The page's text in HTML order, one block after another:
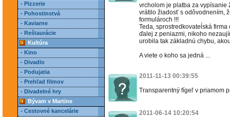
- Pizzerie
- Pohostinstvá
- Kaviarne
- Reštaurácie
Kultúra
- Kino
- Divadlo
- Podujatia
- Prehľad filmov
- Divadelné hry
Bývam v Martine
- Cestovné kancelárie
vrcholom je platba za vypísanie
vrátilo žiadosť s odôvodnením,
formulároch !!!
Teda, sprostredkovateĺská
ďalej z peniazmi, nikoho
urobila tak základnú chybu,
A viete o koho sa jedná ...
2011-11-13 00:39:55
Transparentný fígeľ v priamom
2011-06-14 10:20:54